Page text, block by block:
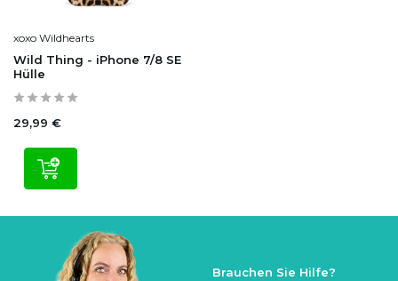
xoxo Wildhearts
Wild Thing - iPhone 7/8 SE
Hülle
29,99 €
Brauchen Sie Hilfe?